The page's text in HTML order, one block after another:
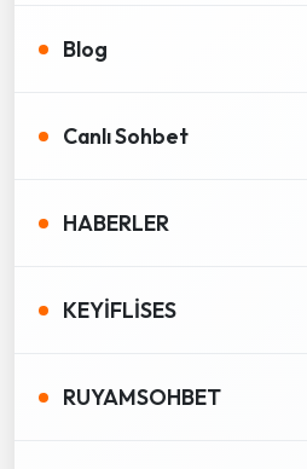
Blog
Canlı Sohbet
HABERLER
KEYİFLİSES
RUYAMSOHBET